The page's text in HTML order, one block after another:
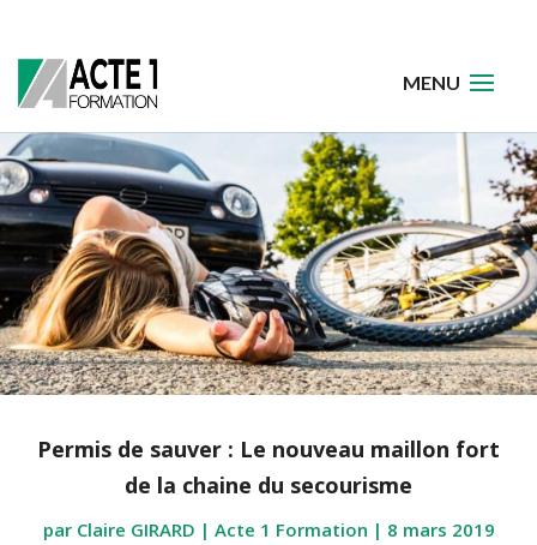
Permis de sauver : Le nouveau maillon fort
de la chaine du secourisme
par Claire GIRARD | Acte 1 Formation | 8 mars 2019